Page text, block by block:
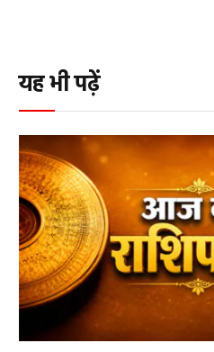
यह भी पढ़ें